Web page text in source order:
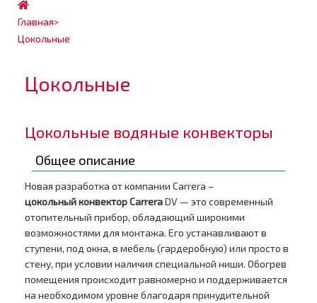
Главная>
Цокольные
Цокольные
Цокольные водяные конвекторы
Общее описание
Новая разработка от компании Carrera –
цокольный конвектор CarreraDV — это современный
отопительный прибор, обладающий широкими
возможностями для монтажа. Его устанавливают в
ступени, под окна, в мебель (гардеробную) или просто в
стену, при условии наличия специальной ниши. Обогрев
помещения происходит равномерно и поддерживается
на необходимом уровне благодаря принудительной